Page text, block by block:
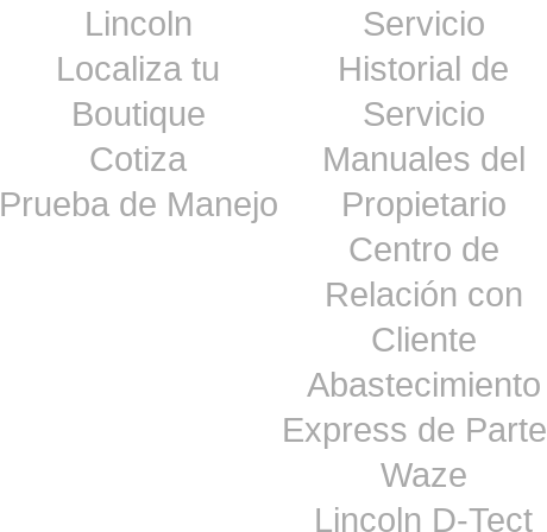
Lincoln
Localiza tu
Boutique
Cotiza
Prueba de Manejo
Servicio
Historial de
Servicio
Manuales del
Propietario
Centro de
Relación con
Cliente
Abastecimiento
Express de
Waze
Lincoln D-Tect